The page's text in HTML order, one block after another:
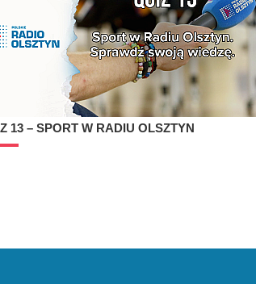
13 – SPORT W RADIU OLSZTYN